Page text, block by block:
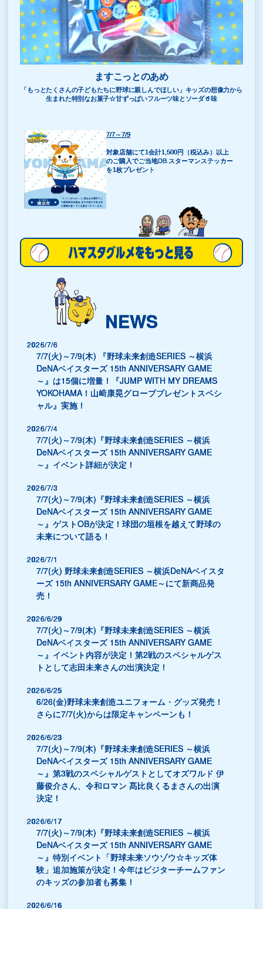
ますこっとのあめ
「もっとたくさんの子どもたちに野球に親しんでほしい」キッズの想像力から
生まれた特別なお菓子☆甘ずっぱいフルーツ味とソーダ🥤味
7/7～7/9
対象店舗にて1会計1,500円（税込み）以上
のご購入でご当地DB.スターマンステッカー
を1枚プレゼント
NEWS
2026/7/6
7/7(火)～7/9(木) 『野球未来創造SERIES ～横浜
DeNAベイスターズ 15th ANNIVERSARY GAME
～』は15個に増量！『JUMP WITH MY DREAMS
YOKOHAMA！山﨑康晃グローブプレゼントスペシ
ャル』実施！
2026/7/4
7/7(火)～7/9(木)『野球未来創造SERIES ～横浜
DeNAベイスターズ 15th ANNIVERSARY GAME
～』イベント詳細が決定！
2026/7/3
7/7(火)～7/9(木)『野球未来創造SERIES ～横浜
DeNAベイスターズ 15th ANNIVERSARY GAME
～』ゲストOBが決定！球団の垣根を越えて野球の
未来について語る！
2026/7/1
7/7(火) 野球未来創造SERIES ～横浜DeNAベイスタ
ーズ 15th ANNIVERSARY GAME～にて新商品発
売！
2026/6/29
7/7(火)～7/9(木)『野球未来創造SERIES ～横浜
DeNAベイスターズ 15th ANNIVERSARY GAME
～』イベント内容が決定！第2戦のスペシャルゲス
トとして志田未来さんの出演決定！
2026/6/25
6/26(金)野球未来創造ユニフォーム・グッズ発売！
さらに7/7(火)からは限定キャンペーンも！
2026/6/23
7/7(火)～7/9(木)『野球未来創造SERIES ～横浜
DeNAベイスターズ 15th ANNIVERSARY GAME
～』第3戦のスペシャルゲストとしてオズワルド 伊
藤俊介さん、令和ロマン 髙比良くるまさんの出演
決定！
2026/6/17
7/7(火)～7/9(木)『野球未来創造SERIES ～横浜
DeNAベイスターズ 15th ANNIVERSARY GAME
～』特別イベント「野球未来ソウゾウ☆キッズ体
験」追加施策が決定！今年はビジターチームファン
のキッズの参加者も募集！
2026/6/16